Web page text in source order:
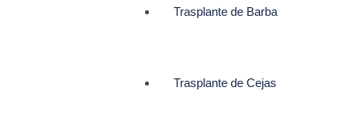
Trasplante de Barba
Trasplante de Cejas